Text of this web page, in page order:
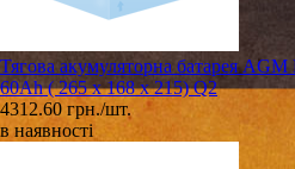
Тягова акумуляторна батарея
60Ah ( 265 x 168 x 215) Q2
4312.60 грн./шт.
в наявності